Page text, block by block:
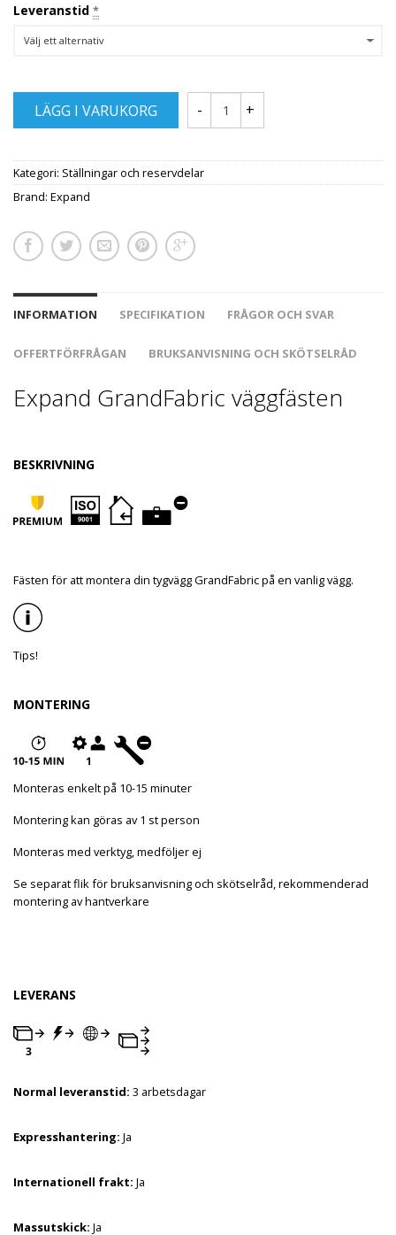
Leveranstid *
LÄGG I VARUKORG
Kategori: Ställningar och reservdelar
Brand: Expand
INFORMATION SPECIFIKATION FRÅGOR OCH SVAR
OFFERTFÖRFRÅGAN BRUKSANVISNING OCH SKÖTSELRÅD
Expand GrandFabric väggfästen
BESKRIVNING
Fästen för att montera din tygvägg GrandFabric på en vanlig vägg.
Tips!
MONTERING
Monteras enkelt på 10-15 minuter
Montering kan göras av 1 st person
Monteras med verktyg, medföljer ej
Se separat flik för bruksanvisning och skötselråd, rekommenderad
montering av hantverkare
LEVERANS
Normal leveranstid: 3 arbetsdagar
Expresshantering: Ja
Internationell frakt: Ja
Massutskick: Ja